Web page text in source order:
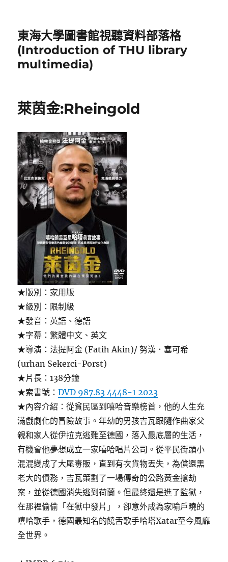
東海大學圖書館視聽資料部落格
(Introduction of THU library
multimedia)
萊茵金:Rheingold
★版別：家用版
★級別：限制級
★發音：英語、德語
★字幕：繁體中文、英文
★導演：法提阿金 (Fatih Akin)/ 努漢．塞可希
(urhan Sekerci-Porst)
★片長：138分鐘
★索書號：DVD 987.83 4448-1 2023
★內容介紹：從貧民區到嘻哈音樂榜首，他的人生充
滿戲劇化的冒險故事。年幼的男孩吉瓦跟隨作曲家父
親和家人從伊拉克逃難至德國，落入最底層的生活，
有機會他夢想成立一家嘻哈唱片公司。從平民街頭小
混混變成了大尾毒販，直到有次貨物丟失，為償還黑
老大的債務，吉瓦策劃了一場傳奇的公路黃金搶劫
案，並從德國消失逃到荷蘭。但最終還是進了監獄，
在那裡偷偷「在獄中發片」，卻意外成為家喻戶曉的
嘻哈歌手，德國最知名的饒舌歌手哈塔Xatar至今風靡
全世界。